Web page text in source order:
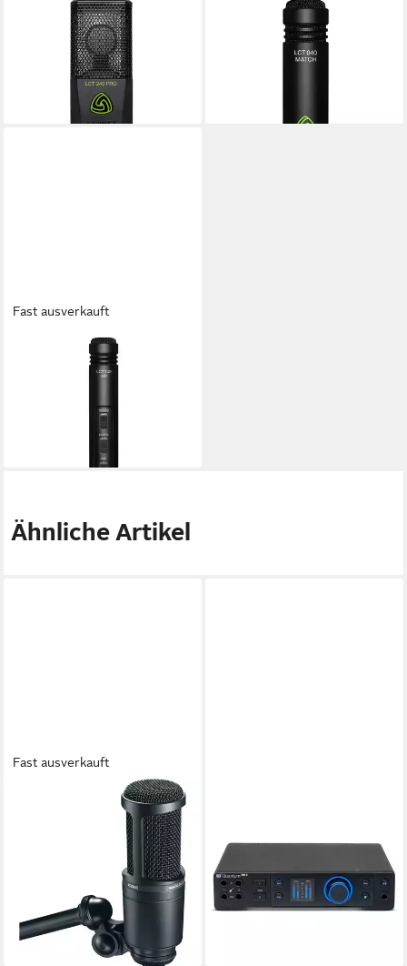
Mikrofon (LCT 240 Pro), LCT
240 Pro -
Kondensatormikrofon
lieferbar - in 3-4 Werktagen bei dir
Mikrofon, LCT 040 MATCH -
Kondensatormikrofon
Fast ausverkauft
Mikrofon (LCT 140 AIR), LCT
Kondensatormikrofon
Ähnliche Artikel
Fast ausverkauft
Mikrofon (AT2020), AT2020
- Kondensatormikrofon
lieferbar - in 3-4 Werktagen bei dir
Digitales Aufnahmegerät
(USB-C Audio-Interface)
449,00 €
UVP550,00 €